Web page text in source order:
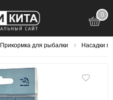
0
Прикормка для рыбалки Насадки